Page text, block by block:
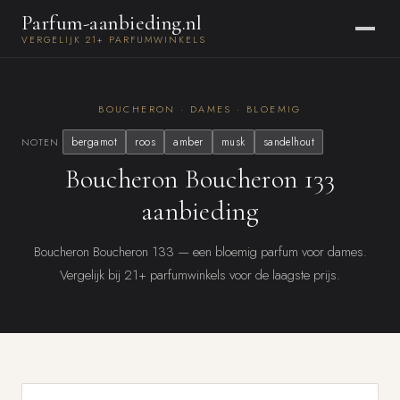
Parfum-aanbieding.nl
VERGELIJK 21+ PARFUMWINKELS
BOUCHERON · DAMES · BLOEMIG
NOTEN bergamot roos amber musk sandelhout
Boucheron Boucheron 133
aanbieding
Boucheron Boucheron 133 — een bloemig parfum voor dames.
Vergelijk bij 21+ parfumwinkels voor de laagste prijs.